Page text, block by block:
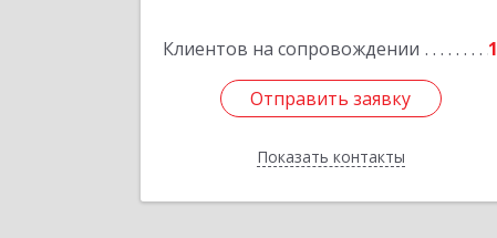
Клиентов на сопровождении 1
Отправить заявку
Показать контакты
Подробнее
Отправить заявку
Назад